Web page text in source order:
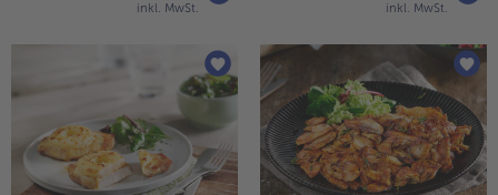
inkl. MwSt. inkl. MwSt.